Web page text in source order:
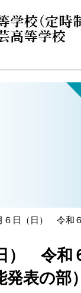
６日（日） 令和
） 令和
発表の部